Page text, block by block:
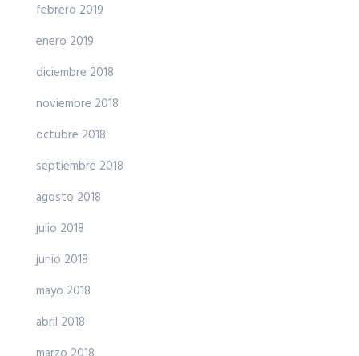
febrero 2019
enero 2019
diciembre 2018
noviembre 2018
octubre 2018
septiembre 2018
agosto 2018
julio 2018
junio 2018
mayo 2018
abril 2018